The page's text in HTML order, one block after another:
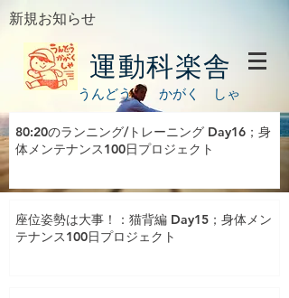
新規お知らせ
運動科楽舎
うんどう かがく しゃ
80:20のランニング/トレーニング Day16；身
体メンテナンス100日プロジェクト
座位姿勢は大事！：猫背編 Day15；身体メン
テナンス100日プロジェクト